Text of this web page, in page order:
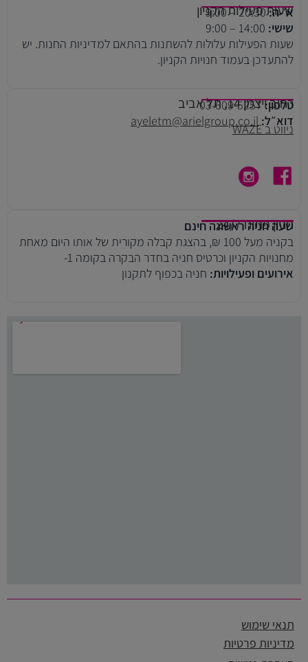
שעות פעילות הקניון
א׳-ה:20:30 – 9:00
שישי:
שעות הפעילות עלולות להשתנות בהתאם למדיניות החנות. יש
להתעדכן בעמוד חנויות הקניון.
רחוב ויצמן 14, תל אביב
טלפון:03-609-5257
דוא״ל: ayeletm@arielgroup.co.il
ניווט ב WAZE
חניון פתוח 24/7
שעה חניה ראשונה חינם
בקניה מעל 100 ₪, בהצגת קבלה מקורית של אותו היום מאחת
מחנויות הקניון וכרטיס חניה בחדר הבקרה בקומה 1-
אירועים ופעילויות: חניה בכפוף לתקנון
תנאי שימוש
מדיניות פרטיות